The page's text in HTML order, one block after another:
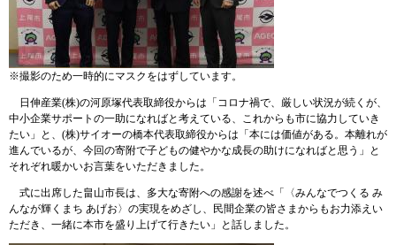
※撮影のため一時的にマスクをはずしています。
日伸産業(株)の河原塚代表取締役からは「コロナ禍で、厳しい状況が続くが、
中小企業サポートの一助になればと考えている、これからも市に協力していき
たい」と、(株)サイオーの橋本代表取締役からは「本には価値がある。本離れが
進んでいるが、今回の寄附で子どもの健やかな成長の助けになればと思う」と
それぞれ暖かいお言葉をいただきました。
式に出席した畠山市長は、多大な寄附への感謝を述べ「〈みんなでつくる み
んなが輝くまち あげお〉の実現をめざし、民間企業の皆さまからもお力添えい
ただき、一緒に本市を盛り上げて行きたい」と話しました。